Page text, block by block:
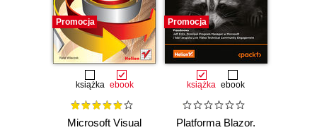
Promocja
książka ebook
Microsoft Visual
Promocja
książka ebook
Platforma Blazor.